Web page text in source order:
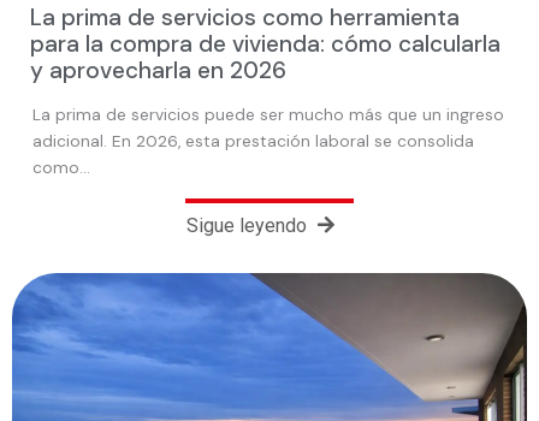
La prima de servicios como herramienta
para la compra de vivienda: cómo calcularla
y aprovecharla en 2026
La prima de servicios puede ser mucho más que un ingreso
adicional. En 2026, esta prestación laboral se consolida
como…
Sigue leyendo